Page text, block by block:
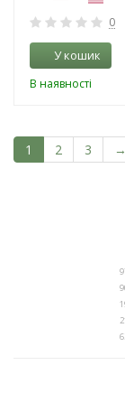
0
У кошик
В наявності
1 2 3 →